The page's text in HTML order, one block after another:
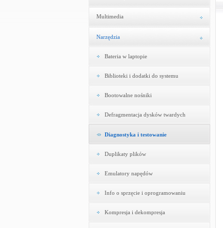
Multimedia
Narzędzia
Bateria w laptopie
Biblioteki i dodatki do systemu
Bootowalne nośniki
Defragmentacja dysków twardych
Diagnostyka i testowanie
Duplikaty plików
Emulatory napędów
Info o sprzęcie i oprogramowaniu
Kompresja i dekompresja